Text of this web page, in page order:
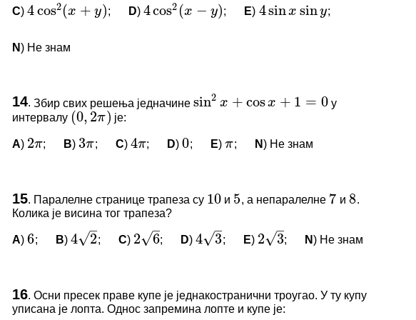
C)4cos2(x+y ) ; D) 4cos2( x−y ) ; E) 4sinxsiny ;
N) Не знам
Овај задатак нема коментара.
*Морате бити логовани да бисте оставили коментар.
14. Збир свих решења једначинеsin2x+cos x+1=0
у
интервалу (0,2 π) је:
A) 2π; B) 3π ; C) 4π; D) 0; E) π; N) Не знам
Овај задатак нема коментара.
*Морате бити логовани да бисте оставили коментар.
15. Паралелне странице трапеза су 10и 5, а непаралелне 7 и 8.
Колика је висина тог трапеза?
A)6; B)
–
√
42 ; C)
–
26 ; D)43 ; E)
–
23 ; N) Не знам
Овај задатак нема коментара.
16. Осни пресек праве купе је једнакостранични троугао. У ту купу
уписана је лопта. Однос запремина лопте и купе је:
1 : 2 4 : 9 1 √ 2 : 3
–
√ 3– : 4